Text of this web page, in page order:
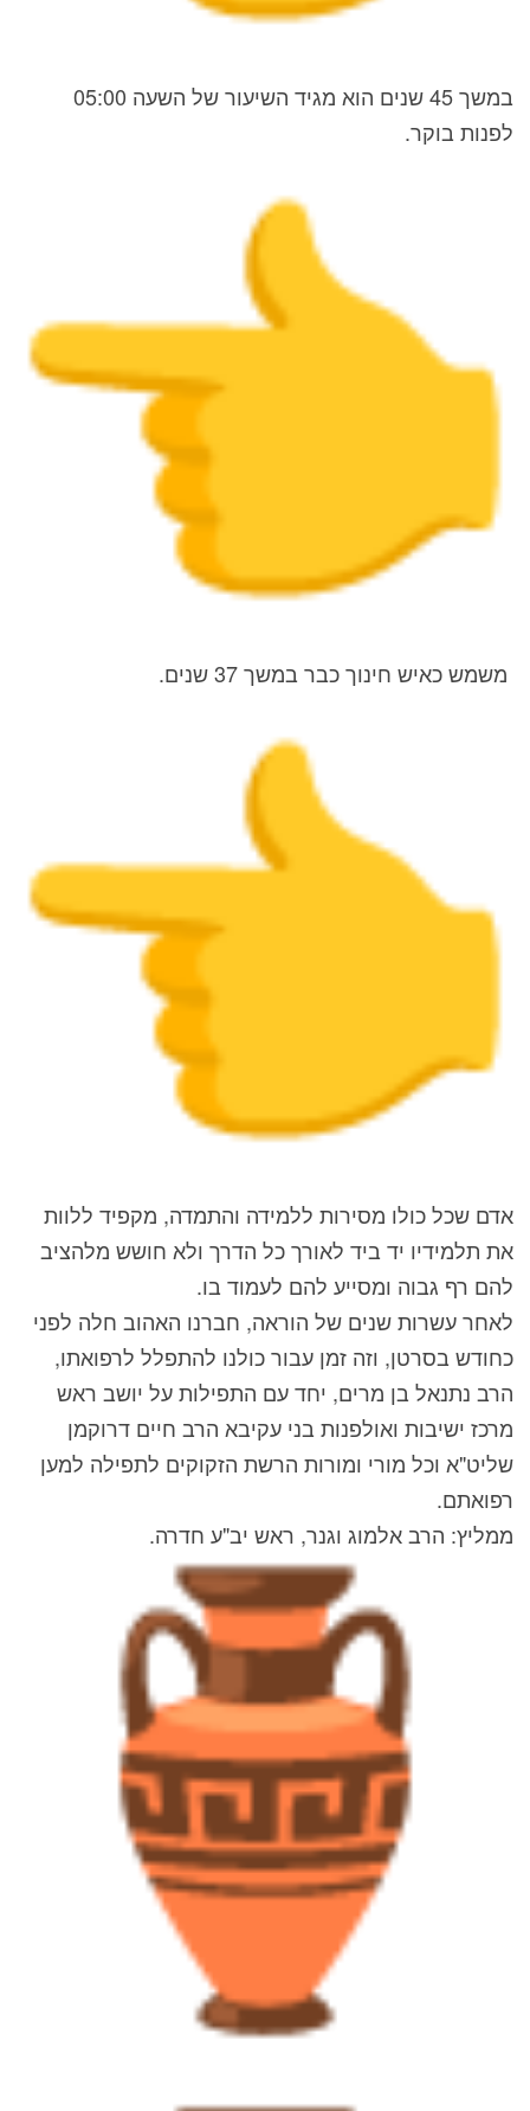
במשך 45 שנים הוא מגיד השיעור של השעה 05:00
לפנות בוקר.
משמש כאיש חינוך כבר במשך 37 שנים.
אדם שכל כולו מסירות ללמידה והתמדה, מקפיד ללוות
את תלמידיו יד ביד לאורך כל הדרך ולא חושש מלהציב
להם רף גבוה ומסייע להם לעמוד בו.
לאחר עשרות שנים של הוראה, חברנו האהוב חלה לפני
כחודש בסרטן, וזה זמן עבור כולנו להתפלל לרפואתו,
הרב נתנאל בן מרים, יחד עם התפילות על יושב ראש
מרכז ישיבות ואולפנות בני עקיבא הרב חיים דרוקמן
שליט"א וכל מורי ומורות הרשת הזקוקים לתפילה למען
רפואתם.
ממליץ: הרב אלמוג וגנר, ראש יב"ע חדרה.